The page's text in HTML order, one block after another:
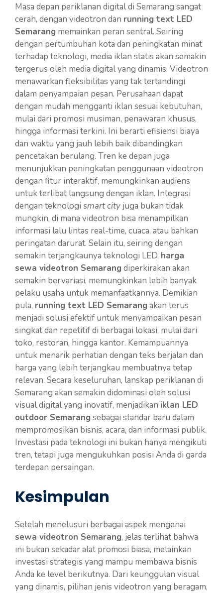
Masa depan periklanan digital di Semarang sangat
cerah, dengan videotron dan running text LED
Semarang memainkan peran sentral. Seiring
dengan pertumbuhan kota dan peningkatan minat
terhadap teknologi, media iklan statis akan semakin
tergerus oleh media digital yang dinamis. Videotron
menawarkan fleksibilitas yang tak tertandingi
dalam penyampaian pesan. Perusahaan dapat
dengan mudah mengganti iklan sesuai kebutuhan,
mulai dari promosi musiman, penawaran khusus,
hingga informasi terkini. Ini berarti efisiensi biaya
dan waktu yang jauh lebih baik dibandingkan
pencetakan berulang. Tren ke depan juga
menunjukkan peningkatan penggunaan videotron
dengan fitur interaktif, memungkinkan audiens
untuk terlibat langsung dengan iklan. Integrasi
dengan teknologi smart city juga bukan tidak
mungkin, di mana videotron bisa menampilkan
informasi lalu lintas real-time, cuaca, atau bahkan
peringatan darurat. Selain itu, seiring dengan
semakin terjangkaunya teknologi LED, harga
sewa videotron Semarang diperkirakan akan
semakin bervariasi, memungkinkan lebih banyak
pelaku usaha untuk memanfaatkannya. Demikian
pula, running text LED Semarang akan terus
menjadi solusi efektif untuk menyampaikan pesan
singkat dan repetitif di berbagai lokasi, mulai dari
toko, restoran, hingga kantor. Kemampuannya
untuk menarik perhatian dengan teks berjalan dan
harga yang lebih terjangkau membuatnya tetap
relevan. Secara keseluruhan, lanskap periklanan di
Semarang akan semakin didominasi oleh solusi
visual digital yang inovatif, menjadikan iklan LED
outdoor Semarang sebagai standar baru dalam
mempromosikan bisnis, acara, dan informasi publik.
Investasi pada teknologi ini bukan hanya mengikuti
tren, tetapi juga mengukuhkan posisi Anda di garda
terdepan persaingan.
Kesimpulan
Setelah menelusuri berbagai aspek mengenai
sewa videotron Semarang, jelas terlihat bahwa
ini bukan sekadar alat promosi biasa, melainkan
investasi strategis yang mampu membawa bisnis
Anda ke level berikutnya. Dari keunggulan visual
yang dinamis, pilihan jenis videotron yang beragam,